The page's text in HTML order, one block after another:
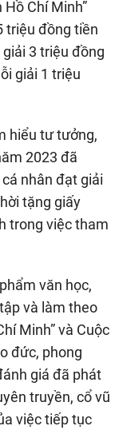
Chí Minh”
triệu đồng tiền
3 triệu đồng
giải 1 triệu
hiểu tư tưởng,
2023 đã
nhân đạt giải
tặng giấy
trong việc tham
văn học,
và làm theo
Minh” và Cuộc
đức, phong
giá đã phát
truyền, cổ vũ
việc tiếp tục